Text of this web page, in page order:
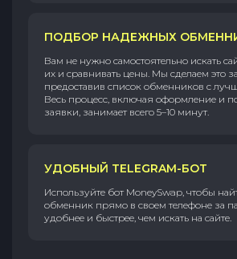
ПОДБОР НАДЕЖНЫХ
Вам не нужно самостоятельно искать
их и сравнивать цены. Мы сделаем это
предоставив список обменников с
Весь процесс, включая оформление и
заявки, занимает всего 5–10 минут.
УДОБНЫЙ TELEGRAM-БОТ
Используйте бот MoneySwap, чтобы
обменник прямо в своем телефоне за
удобнее и быстрее, чем искать на сайте.